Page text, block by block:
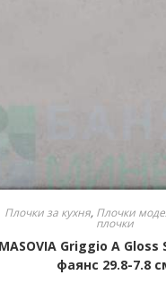
Плочки за кухня, Плочки
плочки
MASOVIA Griggio A Gloss
фаянс 29.8-7.8